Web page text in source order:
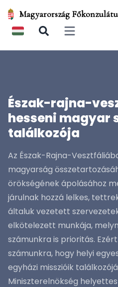
Magyarország
Open main
Észak-rajna-
hesseni magyar
találkozója
Az Észak-Rajna-
magyarság
örökségének ápolásához
járulnak hozzá lelkes,
általuk vezetett
elkötelezett munkája,
számunkra is prioritás.
számunkra, hogy helyi
egyházi misszióik
Miniszterelnökség